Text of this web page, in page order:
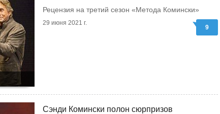
Рецензия на третий сезон «Метода Комински»
29 июня 2021 г.
9
Сэнди Комински полон сюрпризов